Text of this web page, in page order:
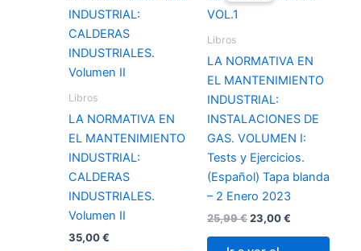
Libros
LA NORMATIVA EN
EL MANTENIMIENTO
INDUSTRIAL:
CALDERAS
INDUSTRIALES.
Volumen II
35,00€
Libros
LA NORMATIVA EN
EL MANTENIMIENTO
INDUSTRIAL:
INSTALACIONES DE
GAS. VOLUMEN I:
Tests y Ejercicios.
(Español) Tapa blanda
– 2 Enero 2023
25,99€23,00€